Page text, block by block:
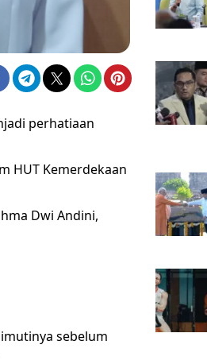
perhatiaan
HUT Kemerdekaan
Dwi Andini,
sebelum